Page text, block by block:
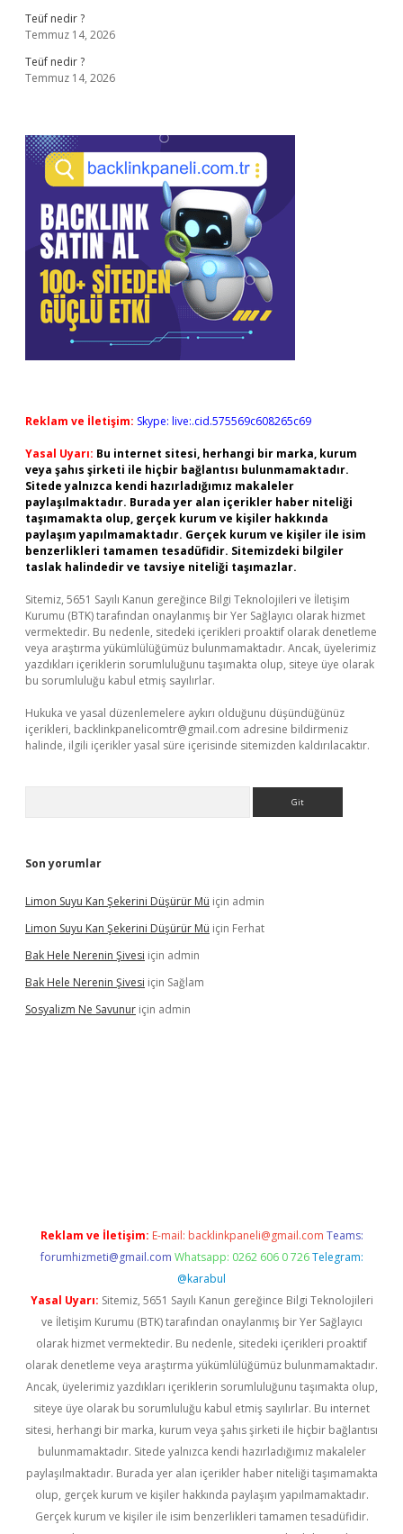
Teüf nedir ?
Temmuz 14, 2026
Teüf nedir ?
Temmuz 14, 2026
Reklam ve İletişim: Skype: live:.cid.575569c608265c69
Yasal Uyarı: Bu internet sitesi, herhangi bir marka, kurum
veya şahıs şirketi ile hiçbir bağlantısı bulunmamaktadır.
Sitede yalnızca kendi hazırladığımız makaleler
paylaşılmaktadır. Burada yer alan içerikler haber niteliği
taşımamakta olup, gerçek kurum ve kişiler hakkında
paylaşım yapılmamaktadır. Gerçek kurum ve kişiler ile isim
benzerlikleri tamamen tesadüfidir. Sitemizdeki bilgiler
taslak halindedir ve tavsiye niteliği taşımazlar.
Sitemiz, 5651 Sayılı Kanun gereğince Bilgi Teknolojileri ve İletişim
Kurumu (BTK) tarafından onaylanmış bir Yer Sağlayıcı olarak hizmet
vermektedir. Bu nedenle, sitedeki içerikleri proaktif olarak denetleme
veya araştırma yükümlülüğümüz bulunmamaktadır. Ancak, üyelerimiz
yazdıkları içeriklerin sorumluluğunu taşımakta olup, siteye üye olarak
bu sorumluluğu kabul etmiş sayılırlar.
Hukuka ve yasal düzenlemelere aykırı olduğunu düşündüğünüz
içerikleri, backlinkpanelicomtr@gmail.com adresine bildirmeniz
halinde, ilgili içerikler yasal süre içerisinde sitemizden kaldırılacaktır.
Son yorumlar
Limon Suyu Kan Şekerini Düşürür Mü için admin
Limon Suyu Kan Şekerini Düşürür Mü için Ferhat
Bak Hele Nerenin Şivesi için admin
Bak Hele Nerenin Şivesi için Sağlam
Sosyalizm Ne Savunur için admin
Reklam ve İletişim: E-mail: backlinkpaneli@gmail.com Teams:
forumhizmeti@gmail.com Whatsapp: 0262 606 0 726 Telegram:
@karabul
Yasal Uyarı: Sitemiz, 5651 Sayılı Kanun gereğince Bilgi Teknolojileri
ve İletişim Kurumu (BTK) tarafından onaylanmış bir Yer Sağlayıcı
olarak hizmet vermektedir. Bu nedenle, sitedeki içerikleri proaktif
olarak denetleme veya araştırma yükümlülüğümüz bulunmamaktadır.
Ancak, üyelerimiz yazdıkları içeriklerin sorumluluğunu taşımakta olup,
siteye üye olarak bu sorumluluğu kabul etmiş sayılırlar. Bu internet
sitesi, herhangi bir marka, kurum veya şahıs şirketi ile hiçbir bağlantısı
bulunmamaktadır. Sitede yalnızca kendi hazırladığımız makaleler
paylaşılmaktadır. Burada yer alan içerikler haber niteliği taşımamakta
olup, gerçek kurum ve kişiler hakkında paylaşım yapılmamaktadır.
Gerçek kurum ve kişiler ile isim benzerlikleri tamamen tesadüfidir.